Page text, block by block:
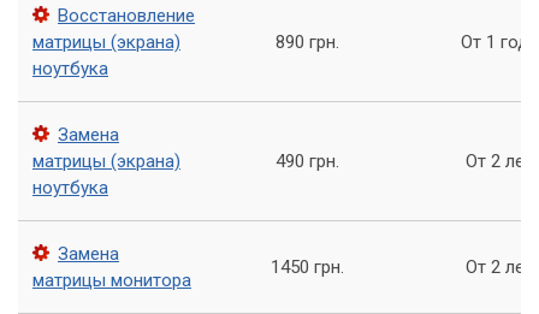
Восстановление
матрицы (экрана)
ноутбука
890 грн. От 1 года
Замена
матрицы (экрана)
ноутбука
490 грн. От 2 лет
Замена
матрицы монитора
1450 грн. От 2 лет